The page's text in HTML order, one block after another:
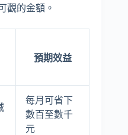
觀的金額。
預期效益
每月可省下
數百至數千
元